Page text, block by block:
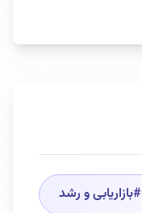
#بازاریابی و رشد